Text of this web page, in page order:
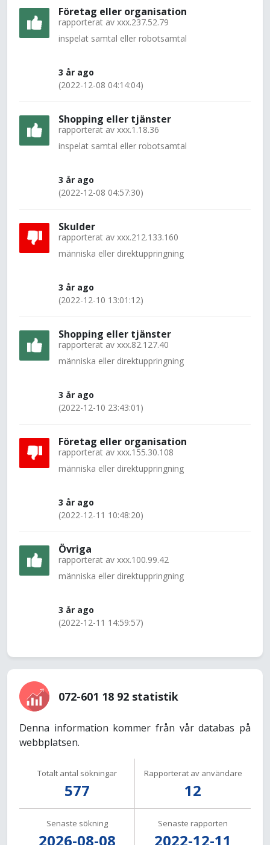
Företag eller organisation
rapporterat av xxx.237.52.79
inspelat samtal eller robotsamtal
3 år ago
(2022-12-08 04:14:04)
Shopping eller tjänster
rapporterat av xxx.1.18.36
inspelat samtal eller robotsamtal
3 år ago
(2022-12-08 04:57:30)
Skulder
rapporterat av xxx.212.133.160
människa eller direktuppringning
3 år ago
(2022-12-10 13:01:12)
Shopping eller tjänster
rapporterat av xxx.82.127.40
människa eller direktuppringning
3 år ago
(2022-12-10 23:43:01)
Företag eller organisation
rapporterat av xxx.155.30.108
människa eller direktuppringning
3 år ago
(2022-12-11 10:48:20)
Övriga
rapporterat av xxx.100.99.42
människa eller direktuppringning
3 år ago
(2022-12-11 14:59:57)
072-601 18 92 statistik
Denna information kommer från vår databas på
webbplatsen.
Totalt antal sökningar
577
Rapporterat av användare
12
Senaste sökning
2026-08-08
Senaste rapporten
2022-12-11